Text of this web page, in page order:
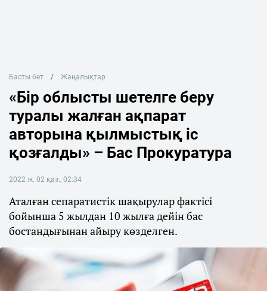
Басты бет Жаңалықтар
«Бір облысты шетелге беру
туралы жалған ақпарат
авторына қылмыстық іс
қозғалды» – Бас Прокуратура
2022 ж. 02 қаз., 02:34
Аталған сепаратистік шақырулар фактісі
бойынша 5 жылдан 10 жылға дейін бас
бостандығынан айыру көзделген.